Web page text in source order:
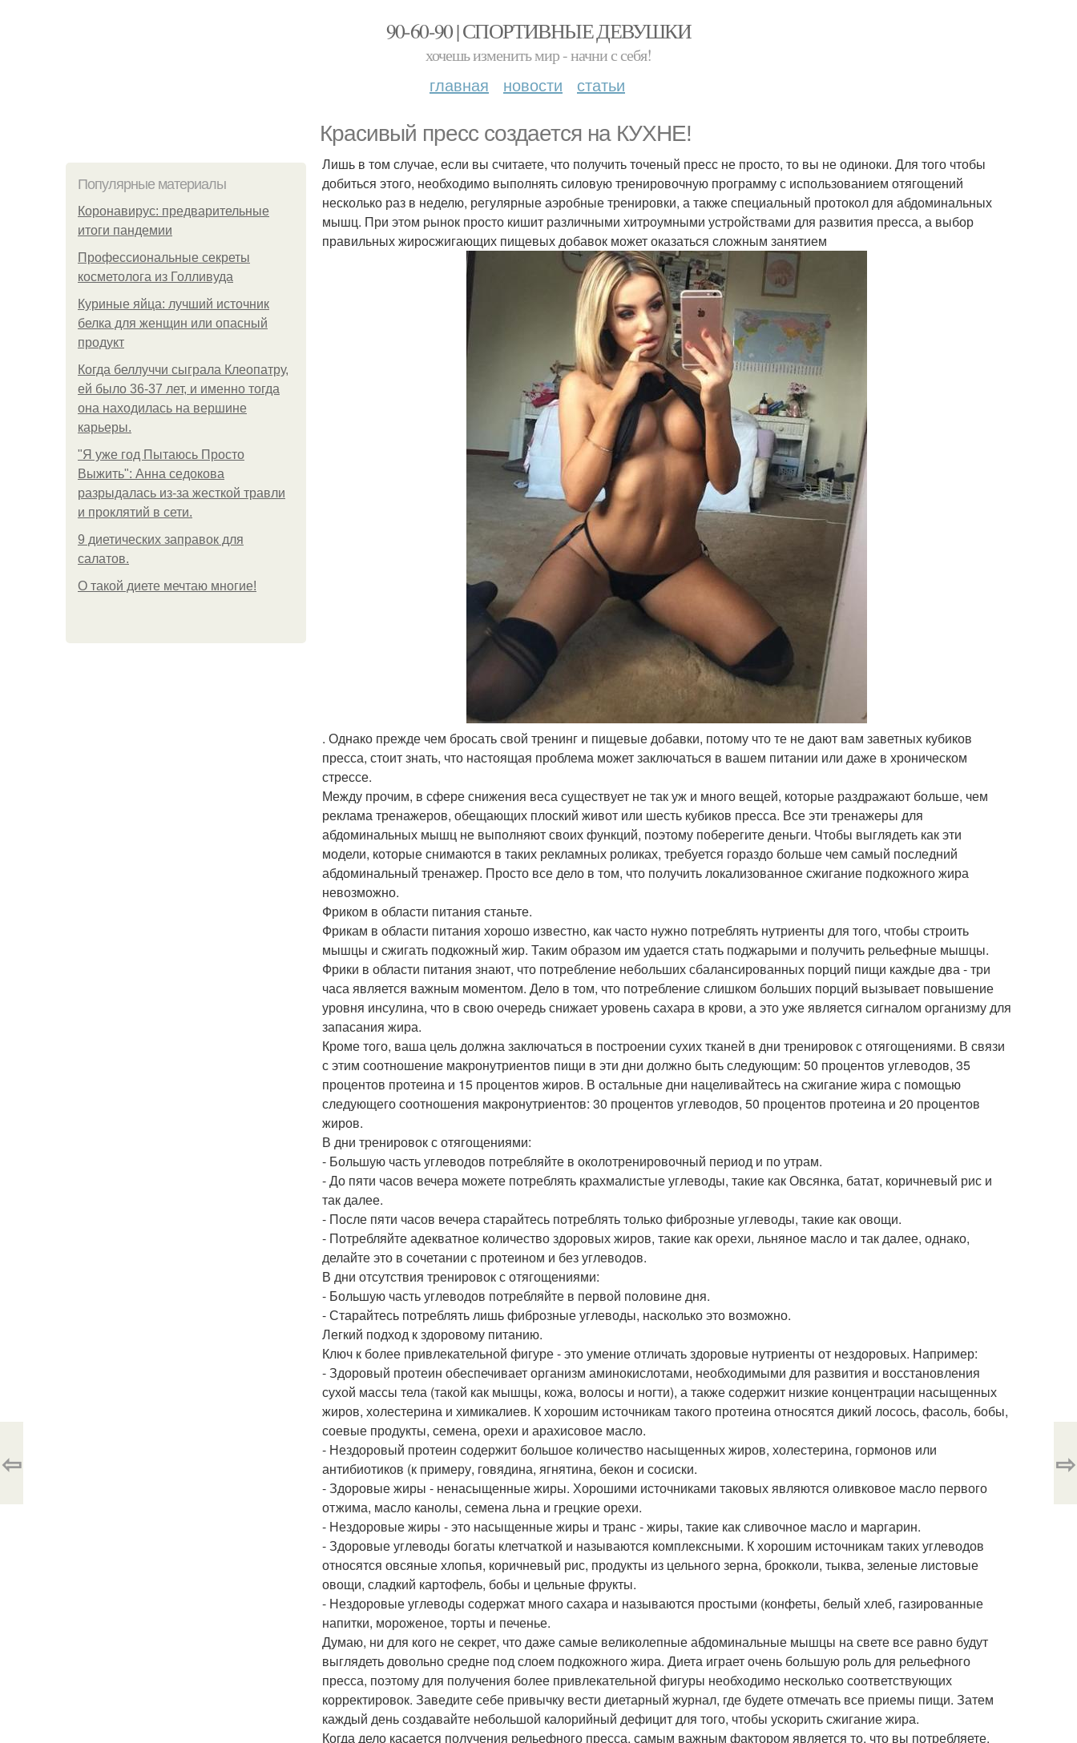
90-60-90 | СПОРТИВНЫЕ ДЕВУШКИ
хочешь изменить мир - начни с себя!
главная новости статьи
Красивый пресс создается на КУХНЕ!
Популярные материалы
Коронавирус: предварительные
итоги пандемии
Профессиональные секреты
косметолога из Голливуда
Куриные яйца: лучший источник
белка для женщин или опасный
продукт
Когда беллуччи сыграла Клеопатру,
ей было 36-37 лет, и именно тогда
она находилась на вершине
карьеры.
"Я уже год Пытаюсь Просто
Выжить": Анна седокова
разрыдалась из-за жесткой травли
и проклятий в сети.
9 диетических заправок для
салатов.
О такой диете мечтаю многие!
Лишь в том случае, если вы считаете, что получить точеный пресс не просто, то вы не одиноки. Для того чтобы
добиться этого, необходимо выполнять силовую тренировочную программу с использованием отягощений
несколько раз в неделю, регулярные аэробные тренировки, а также специальный протокол для абдоминальных
мышц. При этом рынок просто кишит различными хитроумными устройствами для развития пресса, а выбор
правильных жиросжигающих пищевых добавок может оказаться сложным занятием
. Однако прежде чем бросать свой тренинг и пищевые добавки, потому что те не дают вам заветных кубиков
пресса, стоит знать, что настоящая проблема может заключаться в вашем питании или даже в хроническом
стрессе.
Между прочим, в сфере снижения веса существует не так уж и много вещей, которые раздражают больше, чем
реклама тренажеров, обещающих плоский живот или шесть кубиков пресса. Все эти тренажеры для
абдоминальных мышц не выполняют своих функций, поэтому поберегите деньги. Чтобы выглядеть как эти
модели, которые снимаются в таких рекламных роликах, требуется гораздо больше чем самый последний
абдоминальный тренажер. Просто все дело в том, что получить локализованное сжигание подкожного жира
невозможно.
Фриком в области питания станьте.
Фрикам в области питания хорошо известно, как часто нужно потреблять нутриенты для того, чтобы строить
мышцы и сжигать подкожный жир. Таким образом им удается стать поджарыми и получить рельефные мышцы.
Фрики в области питания знают, что потребление небольших сбалансированных порций пищи каждые два - три
часа является важным моментом. Дело в том, что потребление слишком больших порций вызывает повышение
уровня инсулина, что в свою очередь снижает уровень сахара в крови, а это уже является сигналом организму для
запасания жира.
Кроме того, ваша цель должна заключаться в построении сухих тканей в дни тренировок с отягощениями. В связи
с этим соотношение макронутриентов пищи в эти дни должно быть следующим: 50 процентов углеводов, 35
процентов протеина и 15 процентов жиров. В остальные дни нацеливайтесь на сжигание жира с помощью
следующего соотношения макронутриентов: 30 процентов углеводов, 50 процентов протеина и 20 процентов
жиров.
В дни тренировок с отягощениями:
- Большую часть углеводов потребляйте в околотренировочный период и по утрам.
- До пяти часов вечера можете потреблять крахмалистые углеводы, такие как Овсянка, батат, коричневый рис и
так далее.
- После пяти часов вечера старайтесь потреблять только фиброзные углеводы, такие как овощи.
- Потребляйте адекватное количество здоровых жиров, такие как орехи, льняное масло и так далее, однако,
делайте это в сочетании с протеином и без углеводов.
В дни отсутствия тренировок с отягощениями:
- Большую часть углеводов потребляйте в первой половине дня.
- Старайтесь потреблять лишь фиброзные углеводы, насколько это возможно.
Легкий подход к здоровому питанию.
Ключ к более привлекательной фигуре - это умение отличать здоровые нутриенты от нездоровых. Например:
- Здоровый протеин обеспечивает организм аминокислотами, необходимыми для развития и восстановления
сухой массы тела (такой как мышцы, кожа, волосы и ногти), а также содержит низкие концентрации насыщенных
жиров, холестерина и химикалиев. К хорошим источникам такого протеина относятся дикий лосось, фасоль, бобы,
соевые продукты, семена, орехи и арахисовое масло.
- Нездоровый протеин содержит большое количество насыщенных жиров, холестерина, гормонов или
антибиотиков (к примеру, говядина, ягнятина, бекон и сосиски.
- Здоровые жиры - ненасыщенные жиры. Хорошими источниками таковых являются оливковое масло первого
отжима, масло канолы, семена льна и грецкие орехи.
- Нездоровые жиры - это насыщенные жиры и транс - жиры, такие как сливочное масло и маргарин.
- Здоровые углеводы богаты клетчаткой и называются комплексными. К хорошим источникам таких углеводов
относятся овсяные хлопья, коричневый рис, продукты из цельного зерна, брокколи, тыква, зеленые листовые
овощи, сладкий картофель, бобы и цельные фрукты.
- Нездоровые углеводы содержат много сахара и называются простыми (конфеты, белый хлеб, газированные
напитки, мороженое, торты и печенье.
Думаю, ни для кого не секрет, что даже самые великолепные абдоминальные мышцы на свете все равно будут
выглядеть довольно средне под слоем подкожного жира. Диета играет очень большую роль для рельефного
пресса, поэтому для получения более привлекательной фигуры необходимо несколько соответствующих
корректировок. Заведите себе привычку вести диетарный журнал, где будете отмечать все приемы пищи. Затем
каждый день создавайте небольшой калорийный дефицит для того, чтобы ускорить сжигание жира.
Когда дело касается получения рельефного пресса, самым важным фактором является то, что вы потребляете.
⇦ ⇨